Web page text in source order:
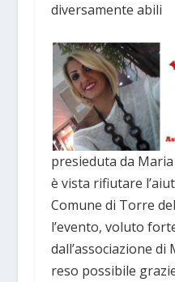
diversamente abili
presieduta da
è vista rifiutare
Comune di Torre
l’evento, voluto
dall’associazione
reso possibile